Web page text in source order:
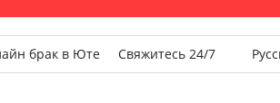
брак в Юте Свяжитесь 24/7